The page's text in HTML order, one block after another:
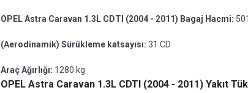
OPEL Astra Caravan 1.3L CDTI (2004 - 2011) Bagaj Hacmi:
(Aerodinamik) Sürükleme katsayısı: 31 CD
Araç Ağırlığı: 1280 kg
OPEL Astra Caravan 1.3L CDTI (2004 - 2011) Yakıt